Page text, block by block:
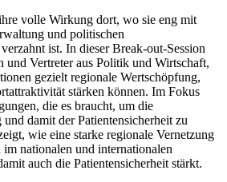
volle Wirkung dort, wo sie eng mit
und politischen
ist. In dieser Break-out-Session
und Vertreter aus Politik und Wirtschaft,
gezielt regionale Wertschöpfung,
stärken können. Im Fokus
die es braucht, um die
damit der Patientensicherheit zu
wie eine starke regionale Vernetzung
nationalen und internationalen
auch die Patientensicherheit stärkt.